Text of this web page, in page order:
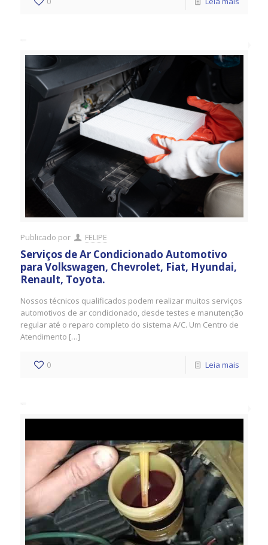
Publicado por FELIPE
Serviços de Ar Condicionado Automotivo
para Volkswagen, Chevrolet, Fiat, Hyundai,
Renault, Toyota.
Nossos técnicos qualificados podem realizar muitos serviços
automotivos de ar condicionado, desde testes e manutenção
regular até o reparo completo do sistema A/C. Um Centro de
Atendimento […]
0 Leia mais